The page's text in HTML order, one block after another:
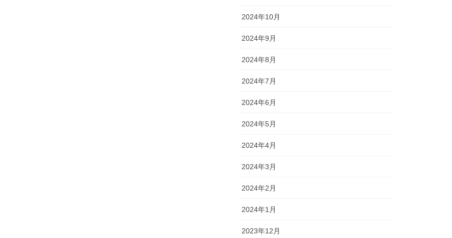
2024年10月
2024年9月
2024年8月
2024年7月
2024年6月
2024年5月
2024年4月
2024年3月
2024年2月
2024年1月
2023年12月